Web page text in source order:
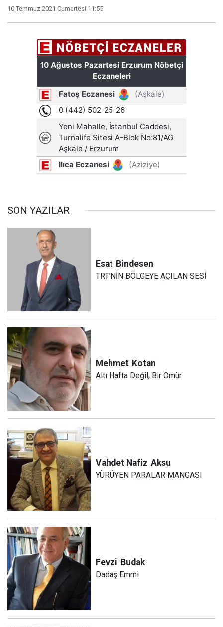
10 Temmuz 2021 Cumartesi 11:55
SON YAZILAR
Esat Bindesen
TRT’NİN BÖLGEYE AÇILAN SESİ
Mehmet Kotan
Altı Hafta Değil, Bir Ömür
Vahdet Nafiz Aksu
YÜRÜYEN PARALAR MANGASI
Fevzi Budak
Dadaş Emmi